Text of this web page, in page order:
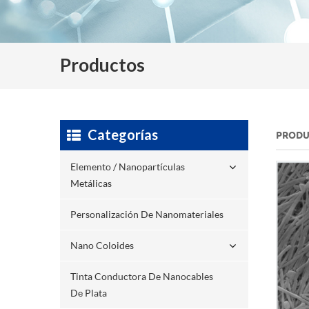
Productos
Categorías
Elemento / Nanopartículas
Metálicas
Personalización De Nanomateriales
Nano Coloides
Tinta Conductora De Nanocables
De Plata